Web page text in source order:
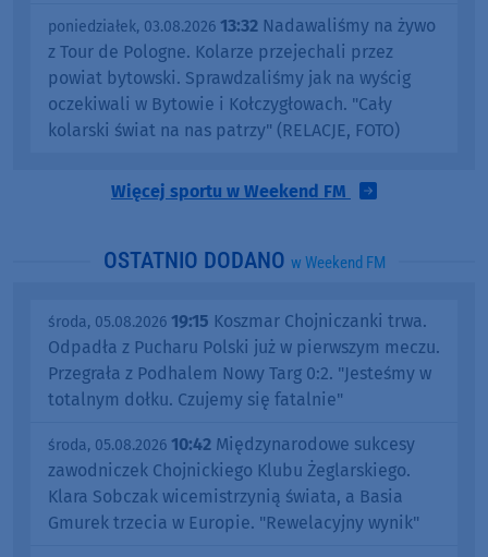
poniedziałek, 03.08.2026 13:32 Nadawaliśmy na żywo
z Tour de Pologne. Kolarze przejechali przez
powiat bytowski. Sprawdzaliśmy jak na wyścig
oczekiwali w Bytowie i Kołczygłowach. "Cały
kolarski świat na nas patrzy" (RELACJE, FOTO)
Więcej sportu w Weekend FM
OSTATNIO DODANO w Weekend FM
środa, 05.08.2026 19:15 Koszmar Chojniczanki trwa.
Odpadła z Pucharu Polski już w pierwszym meczu.
Przegrała z Podhalem Nowy Targ 0:2. "Jesteśmy w
totalnym dołku. Czujemy się fatalnie"
środa, 05.08.2026 10:42 Międzynarodowe sukcesy
zawodniczek Chojnickiego Klubu Żeglarskiego.
Klara Sobczak wicemistrzynią świata, a Basia
Gmurek trzecia w Europie. "Rewelacyjny wynik"